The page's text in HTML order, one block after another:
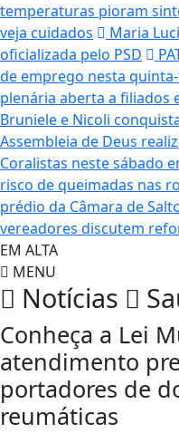
temperaturas pioram
veja cuidados
Maria
oficializada pelo PSD
de emprego nesta
plenária aberta a filiados
Bruniele e Nicoli
Assembleia de Deus
Coralistas neste sábado
risco de queimadas nas
prédio da Câmara de
vereadores discutem
EM ALTA
MENU
Notícias
Conheça a Lei
atendimento
portadores de
reumáticas